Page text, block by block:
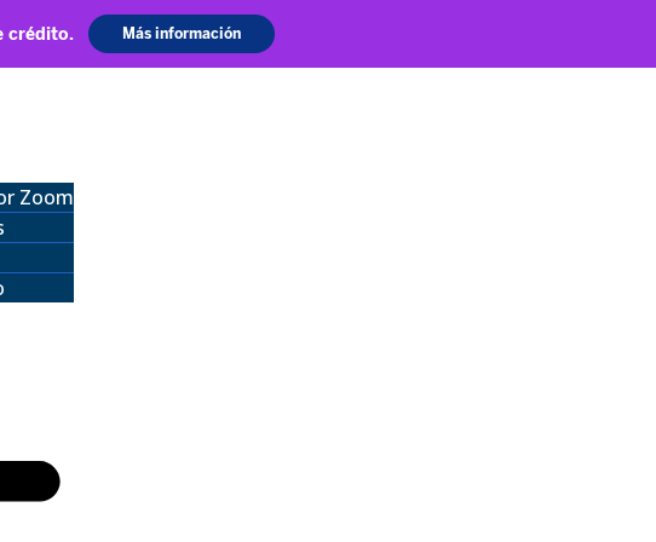
Zoom